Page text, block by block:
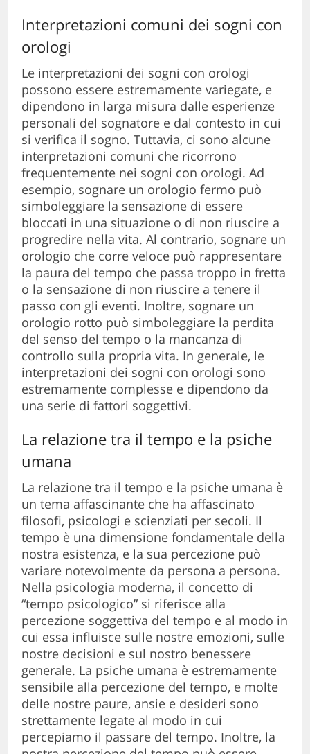
Interpretazioni comuni dei sogni con
orologi
Le interpretazioni dei sogni con orologi
possono essere estremamente variegate, e
dipendono in larga misura dalle esperienze
personali del sognatore e dal contesto in cui
si verifica il sogno. Tuttavia, ci sono alcune
interpretazioni comuni che ricorrono
frequentemente nei sogni con orologi. Ad
esempio, sognare un orologio fermo può
simboleggiare la sensazione di essere
bloccati in una situazione o di non riuscire a
progredire nella vita. Al contrario, sognare un
orologio che corre veloce può rappresentare
la paura del tempo che passa troppo in fretta
o la sensazione di non riuscire a tenere il
passo con gli eventi. Inoltre, sognare un
orologio rotto può simboleggiare la perdita
del senso del tempo o la mancanza di
controllo sulla propria vita. In generale, le
interpretazioni dei sogni con orologi sono
estremamente complesse e dipendono da
una serie di fattori soggettivi.
La relazione tra il tempo e la psiche
umana
La relazione tra il tempo e la psiche umana è
un tema affascinante che ha affascinato
filosofi, psicologi e scienziati per secoli. Il
tempo è una dimensione fondamentale della
nostra esistenza, e la sua percezione può
variare notevolmente da persona a persona.
Nella psicologia moderna, il concetto di
“tempo psicologico” si riferisce alla
percezione soggettiva del tempo e al modo in
cui essa influisce sulle nostre emozioni, sulle
nostre decisioni e sul nostro benessere
generale. La psiche umana è estremamente
sensibile alla percezione del tempo, e molte
delle nostre paure, ansie e desideri sono
strettamente legate al modo in cui
percepiamo il passare del tempo. Inoltre, la